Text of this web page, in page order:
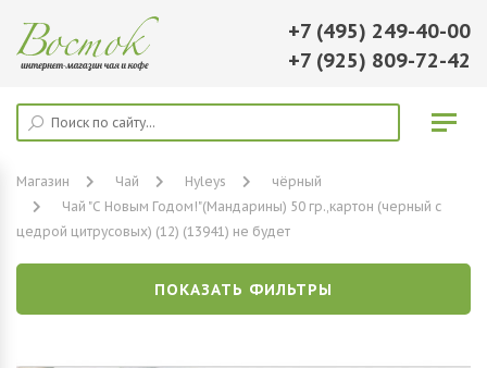
+7 (495) 249-40-00
+7 (925) 809-72-42
Магазин Чай Hyleys
чёрный
Чай "С Новым Годом!"(Мандарины) 50 гр.,картон (черный с
цедрой цитрусовых) (12) (13941) не будет
ПОКАЗАТЬ ФИЛЬТРЫ